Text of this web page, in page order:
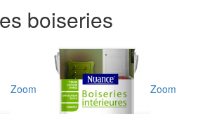
boiseries
Zoom Zoom